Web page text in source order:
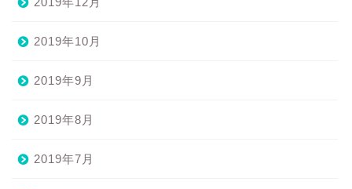
2019年10月
2019年9月
2019年8月
2019年7月